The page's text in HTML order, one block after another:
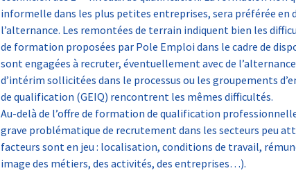
informelle dans les plus petites entreprises, sera préférée en
l’alternance. Les remontées de terrain indiquent bien les
de formation proposées par Pole Emploi dans le cadre de
sont engagées à recruter, éventuellement avec de
d’intérim sollicitées dans le processus ou les groupements
de qualification (GEIQ) rencontrent les mêmes difficultés.
Au-delà de l’offre de formation de qualification
grave problématique de recrutement dans les secteurs peu
facteurs sont en jeu : localisation, conditions de travail,
image des métiers, des activités, des entreprises…).